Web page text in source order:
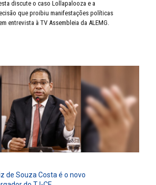
discute o caso Lollapalooza e a
que proibiu manifestações políticas
entrevista à TV Assembleia da ALEMG.
de Souza Costa é o novo